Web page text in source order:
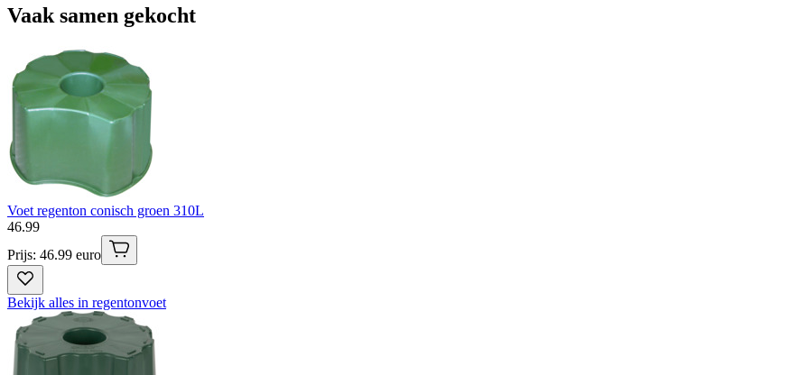
Vaak samen gekocht
Voet regenton conisch groen 310L
46.99
Prijs: 46.99 euro
Bekijk alles in regentonvoet